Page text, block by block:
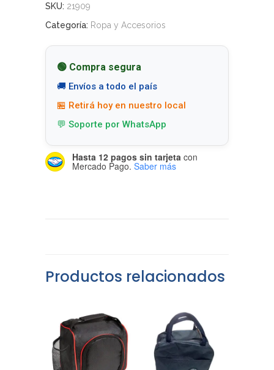
SKU: 21909
Categoría: Ropa y Accesorios
🟢 Compra segura
🚚 Envíos a todo el país
🏪 Retirá hoy en nuestro local
💬 Soporte por WhatsApp
Hasta 12 pagos sin tarjeta con
Mercado Pago. Saber más
Productos relacionados